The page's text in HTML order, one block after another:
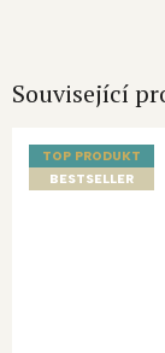
Související
TOP PRODUKT
BESTSELLER